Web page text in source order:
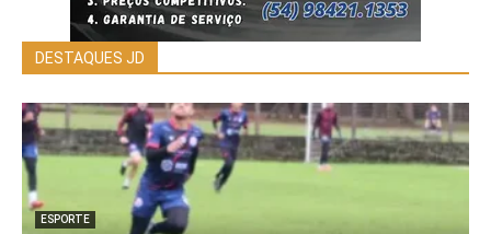
DESTAQUES JD
ESPORTE